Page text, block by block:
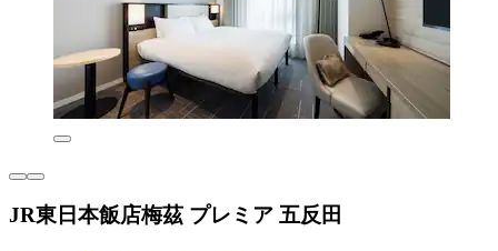
JR東日本飯店梅茲 プレミア 五反田